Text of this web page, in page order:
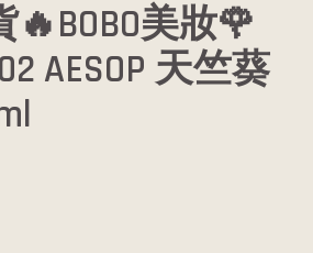
美妝🌹
AESOP 天竺葵